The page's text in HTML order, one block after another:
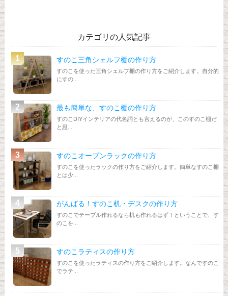
カテゴリの人気記事
すのこ三角シェルフ棚の作り方
すのこを使った三角シェルフ棚の作り方をご紹介します。自分的
にすの...
最も簡単な、すのこ棚の作り方
すのこDIYインテリアの代名詞とも言えるのが、このすのこ棚だ
と思...
すのこオープンラックの作り方
すのこを使ったラックの作り方をご紹介します。簡単なすのこ棚
とは少...
がんばる！すのこ机・デスクの作り方
すのこでテーブル作れるなら机も作れるはず！ということで、す
のこを...
すのこラティスの作り方
すのこを使ったラティスの作り方をご紹介します。なんですのこ
でラテ...